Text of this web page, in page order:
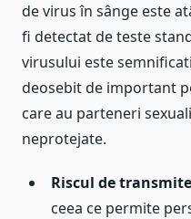
de virus în sânge este
fi detectat de teste
virusului este
deosebit de important
care au parteneri
neprotejate.
Riscul de
ceea ce permite